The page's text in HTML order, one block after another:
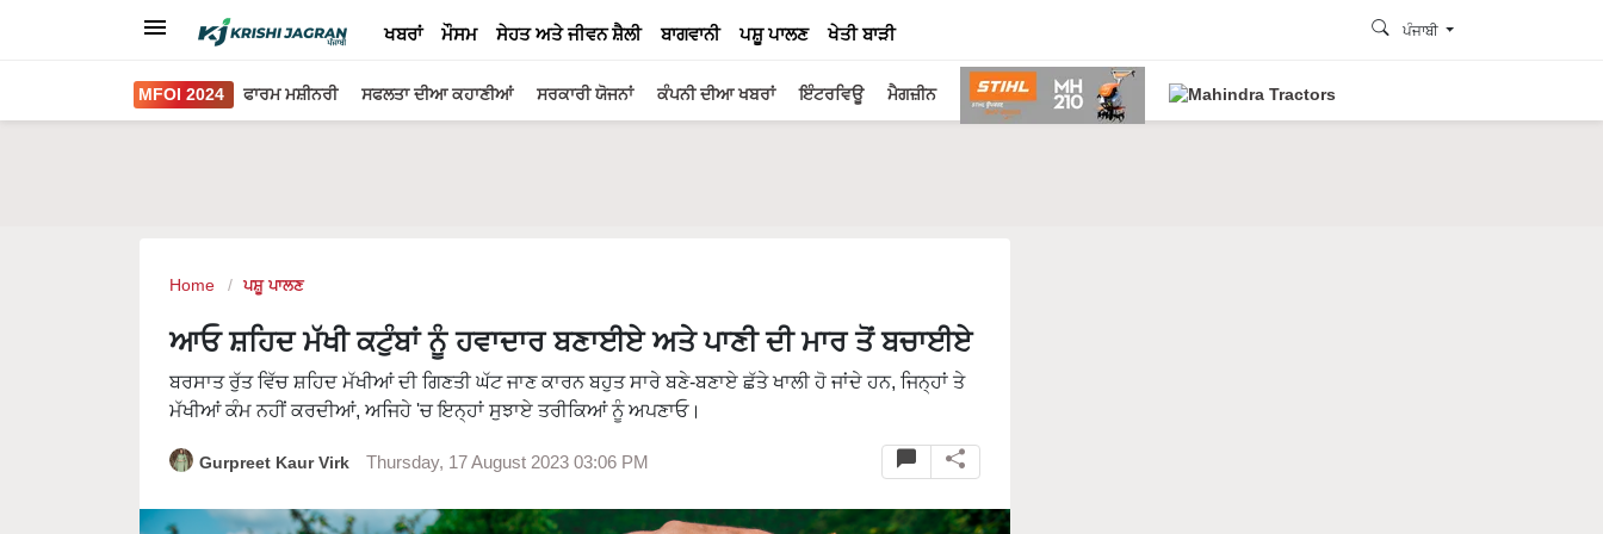
ਖਬਰਾਂ ਮੌਸਮ ਸੇਹਤ ਅਤੇ ਜੀਵਨ ਸ਼ੈਲੀ ਬਾਗਵਾਨੀ ਪਸ਼ੂ ਪਾਲਣ ਖੇਤੀ ਬਾੜੀ ਪੰਜਾਬੀ
MFOI 2024 ਫਾਰਮ ਮਸ਼ੀਨਰੀ ਸਫਲਤਾ ਦੀਆ ਕਹਾਣੀਆਂ ਸਰਕਾਰੀ ਯੋਜਨਾਂ ਕੰਪਨੀ ਦੀਆ ਖਬਰਾਂ ਇੰਟਰਵਿਊ ਮੈਗਜ਼ੀਨ
Home ਪਸ਼ੂ ਪਾਲਣ
ਆਓ ਸ਼ਹਿਦ ਮੱਖੀ ਕਟੁੰਬਾਂ ਨੂੰ ਹਵਾਦਾਰ ਬਣਾਈਏ ਅਤੇ ਪਾਣੀ ਦੀ ਮਾਰ ਤੋਂ ਬਚਾਈਏ
ਬਰਸਾਤ ਰੁੱਤ ਵਿੱਚ ਸ਼ਹਿਦ ਮੱਖੀਆਂ ਦੀ ਗਿਣਤੀ ਘੱਟ ਜਾਣ ਕਾਰਨ ਬਹੁਤ ਸਾਰੇ ਬਣੇ-ਬਣਾਏ ਛੱਤੇ ਖਾਲੀ ਹੋ ਜਾਂਦੇ ਹਨ, ਜਿਨ੍ਹਾਂ ਤੇ
ਮੱਖੀਆਂ ਕੰਮ ਨਹੀਂ ਕਰਦੀਆਂ, ਅਜਿਹੇ 'ਚ ਇਨ੍ਹਾਂ ਸੁਝਾਏ ਤਰੀਕਿਆਂ ਨੂੰ ਅਪਣਾਓ।
Gurpreet Kaur Virk Thursday, 17 August 2023 03:06 PM